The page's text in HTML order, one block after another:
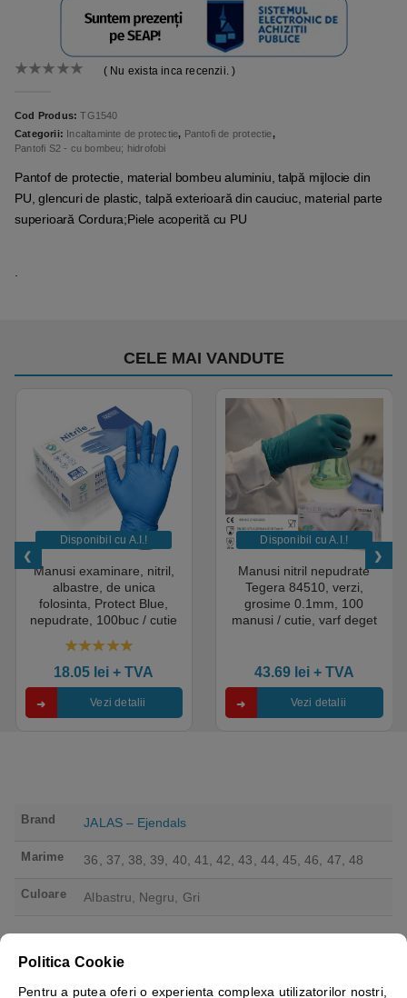
( Nu exista inca recenzii. )
Cod Produs:TG1540
Categorii: Incaltaminte de protectie, Pantofi de protectie,
Pantofi S2 - cu bombeu; hidrofobi
Pantof de protectie, material bombeu aluminiu, talpă mijlocie din
PU, glencuri de plastic, talpă exterioară din cauciuc, material parte
superioară Cordura;Piele acoperită cu PU
CELE MAI VANDUTE
Disponibil cu A.I.​!
Manusi examinare, nitril,
albastre, de unica
folosinta, Protect Blue,
nepudrate, 100buc / cutie
saloane si domeniul
industrial, calitate premium
18.05 lei + TVA
Vezi detalii
Disponibil cu A.I.​!
Manusi nitril nepudrate
Tegera 84510, verzi,
grosime 0.1mm, 100
manusi / cutie, varf deget
43.69 lei+ TVA
Vezi detalii
Brand JALAS – Ejendals
Marime 36, 37, 38, 39, 40, 41, 42, 43, 44, 45, 46, 47, 48
Culoare Albastru, Negru, Gri
Politica Cookie
Pentru a putea oferi o experienta complexa utilizatorilor nostri,